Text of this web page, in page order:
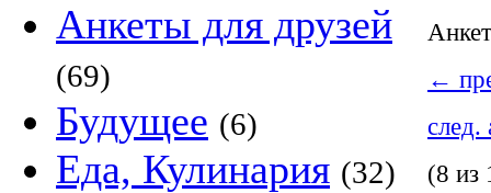
Анкеты для друзей
(69)
Будущее (6)
Еда, Кулинария (32)
←
след.
(8 из